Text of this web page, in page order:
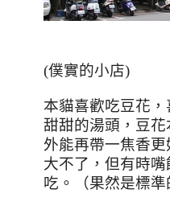
(僕實的小店)
本貓喜歡吃豆花
甜甜的湯頭，豆
外能再帶一焦香
大不了，但有時
吃。（果然是標準